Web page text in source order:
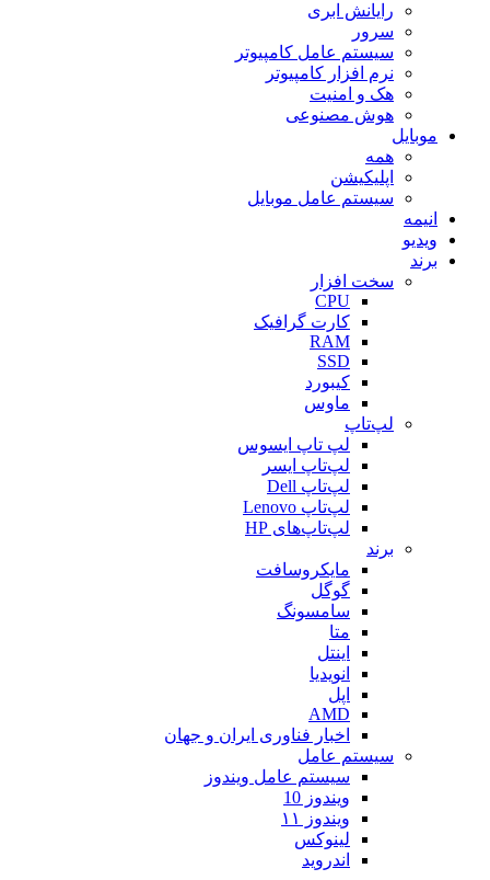
رایانش ابری
سرور
سیستم عامل کامپیوتر
نرم افزار کامپیوتر
هک و امنیت
هوش مصنوعی
موبایل
همه
اپلیکیشن
سیستم عامل موبایل
انیمه
ویدیو
برند
سخت افزار
CPU
کارت گرافیک
RAM
SSD
کیبورد
ماوس
لپ‌تاپ
لپ تاپ ایسوس
لپ‌تاپ ایسر
لپ‌تاپ Dell
لپ‌تاپ Lenovo
لپ‌تاپ‌های HP
برند
مایکروسافت
گوگل
سامسونگ
متا
اینتل
انویدیا
اپل
AMD
اخبار فناوری ایران و جهان
سیستم عامل
سیستم عامل ویندوز
ویندوز 10
ویندوز ۱۱
لینوکس
اندروید